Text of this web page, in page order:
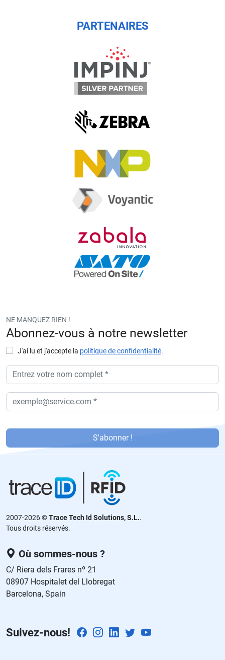
PARTENAIRES
NE MANQUEZ RIEN !
Abonnez-vous à notre newsletter
J'ai lu et j'accepte la politique de confidentialité.
f
or
ej
e
st
e
c
a
o
S'abonner !
2007-2026 ©Trace Tech Id Solutions, S.L..
Tous droits réservés.
Où sommes-nous ?
C/ Riera dels Frares nº 21
08907 Hospitalet del Llobregat
Barcelona, Spain
Suivez-nous!